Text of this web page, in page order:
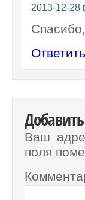
2013-12-28
Ответить
Ваш
поля